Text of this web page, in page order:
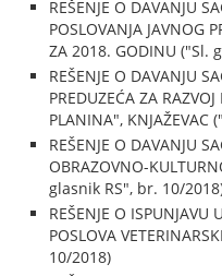
REŠENJE O DAVANJU
POSLOVANJA JAVNOG
ZA 2018. GODINU ("Sl.
REŠENJE O DAVANJU
PREDUZEĆA ZA
PLANINA",
REŠENJE O DAVANJU
OBRAZOVNO-
glasnik RS", br. 10/
REŠENJE O ISPUNJAVU
POSLOVA
10/2018)